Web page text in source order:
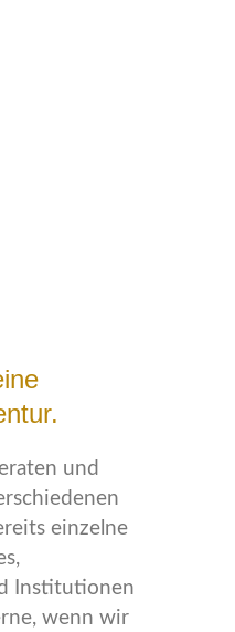
und
einzelne
Institutionen
wenn wir